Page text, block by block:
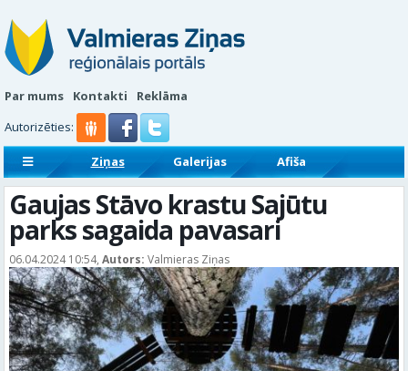
Par mums Kontakti
Reklāma
Autorizēties:
Ziņas Galerijas
Afiša
Sludinājumi
Reklāmraksti
Gaujas Stāvo krastu Sajūtu
parks sagaida pavasari
06.04.2024 10:54, Autors: Valmieras Ziņas